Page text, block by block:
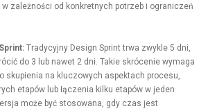
w zależności od konkretnych potrzeb i ograniczeń
Tradycyjny Design Sprint trwa zwykle 5 dni,
do 3 lub nawet 2 dni. Takie skrócenie wymaga
skupienia na kluczowych aspektach procesu,
etapów lub łączenia kilku etapów w jeden
może być stosowana, gdy czas jest